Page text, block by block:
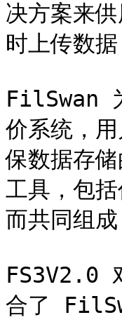
决方案来
时上传数
FilSwan
价系统，
保数据存
工具，包
而共同组
FS3V2.0
合了